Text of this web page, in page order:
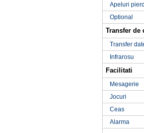
Apeluri
Optional
Transfer de
Transfer
Infrarosu
Facilitati
Mesagerie
Jocuri
Ceas
Alarma